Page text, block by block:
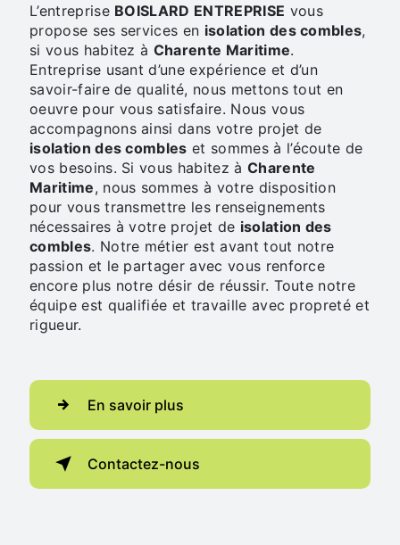
L’entreprise BOISLARD ENTREPRISE vous
propose ses services en isolation des combles,
si vous habitez à Charente Maritime.
Entreprise usant d’une expérience et d’un
savoir-faire de qualité, nous mettons tout en
oeuvre pour vous satisfaire. Nous vous
accompagnons ainsi dans votre projet de
isolation des combles et sommes à l’écoute de
vos besoins. Si vous habitez à Charente
Maritime, nous sommes à votre disposition
pour vous transmettre les renseignements
nécessaires à votre projet de isolation des
combles. Notre métier est avant tout notre
passion et le partager avec vous renforce
encore plus notre désir de réussir. Toute notre
équipe est qualifiée et travaille avec propreté et
rigueur.
En savoir plus
Contactez-nous